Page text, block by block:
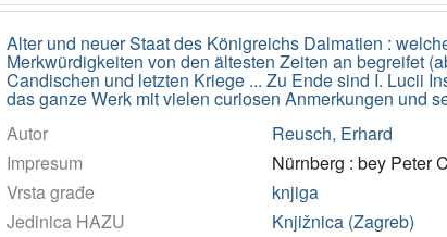
Alter und neuer Staat des Königreichs Dalmatien :
Merkwürdigkeiten von den ältesten Zeiten an begreifet
Candischen und letzten Kriege ... Zu Ende sind I. Lucii
das ganze Werk mit vielen curiosen Anmerkungen und
Autor
Reusch, Erhard
Impresum
Nürnberg : bey Peter
Vrsta građe
knjiga
Jedinica HAZU
Knjižnica (Zagreb)